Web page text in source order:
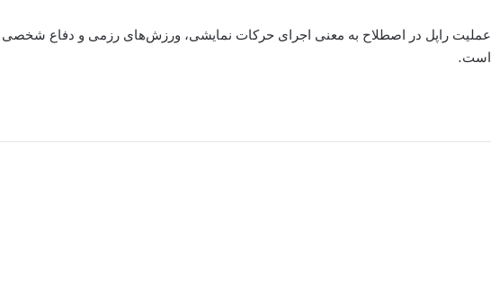
عملیت راپل در اصطلاح به معنی اجرای حرکات نمایشی، ورزش‌های رزمی و دفاع شخصی
است.